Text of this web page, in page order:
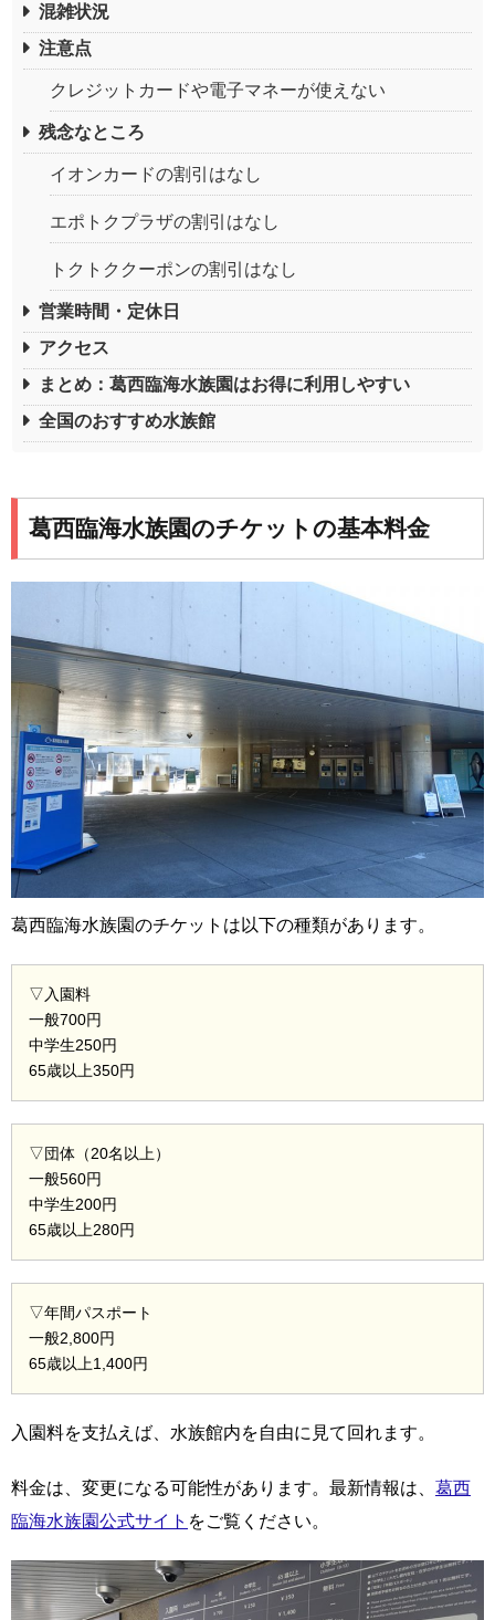
混雑状況
注意点
クレジットカードや電子マネーが使えない
残念なところ
イオンカードの割引はなし
エポトクプラザの割引はなし
トクトククーポンの割引はなし
営業時間・定休日
アクセス
まとめ：葛西臨海水族園はお得に利用しやすい
全国のおすすめ水族館
葛西臨海水族園のチケットの基本料金
葛西臨海水族園のチケットは以下の種類があります。
▽入園料
一般700円
中学生250円
65歳以上350円
▽団体（20名以上）
一般560円
中学生200円
65歳以上280円
▽年間パスポート
一般2,800円
65歳以上1,400円
入園料を支払えば、水族館内を自由に見て回れます。
料金は、変更になる可能性があります。最新情報は、 葛西
臨海水族園公式サイト をご覧ください。